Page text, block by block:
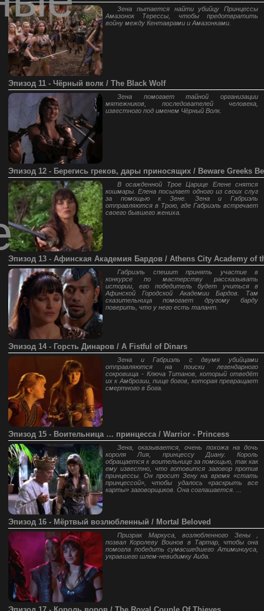
Зена пытается найти убийцу Принцессы
Амазонок Терессы, чтобы предотвратить
войну между Кентаврами и Амазонками.
Эпизод 11 - Чёрный волк / The Black Wolf
Зена помогает тайной организации
мятежников, последователей человека,
известного под именем Чёрный Волк.
Эпизод 12 - Берегись греков, дары приносящих / Beware Greeks
В осажденной Трое Царице Елене снятся
кошмары. Елена посылает одного из своих слуг
за помощью к Зене. Зена и Габриэль
отправляются в Трою, где Габриэль встречает
своего бывшего жениха.
Эпизод 13 - Афинская Академия Бардов / Athens City Academy of
Габриэль спешит принять участие в
конкурсе по мастерству рассказывать
истории, его победитель будет учиться в
Афинской Городской Академии Бардов. Там
сказительница помогает другому барду
поверить, что у него есть талант.
Эпизод 14 - Горсть Динаров / A Fistful of Dinars
Зена и Габриэль с двумя убийцами
отправляются на поиски легендарного
сокровища - Ключа Титанов, который отведёт
их к Амброзии, пище богов, которая превращает
смертного в Бога.
Эпизод 15 - Воительница … принцесса / Warrior - Princess
Зена, оказывается, очень похожа на дочь
короля Лия, принцессу Диану. Король
обращается к воительнице за помощью, так как
ему известно, что готовится заговор против
принцессы. Он просит Зену на время «стать
принцессой», чтобы удалось «раскрыть все
карты» заговорщиков. Она соглашается. ...
Эпизод 16 - Мёртвый возлюбленный / Mortal Beloved
Призрак Маркуса, возлюбленного Зены ,
позвал Королеву Воинов в Тартар, чтобы она
помогла победить сумасшедшего Атиминиуса,
укравшего шлем-невидимку Аида.